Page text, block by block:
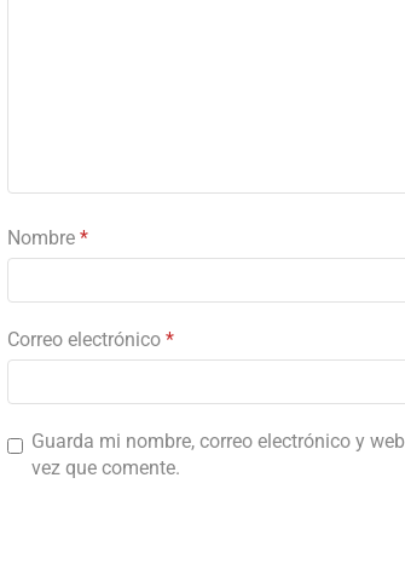
Nombre *
Correo electrónico *
Guarda mi nombre, correo electrónico y
vez que comente.